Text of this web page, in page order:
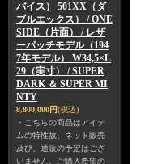
バイス） 501XX（ダ
ブルエックス） / ONE
SIDE（片面） / レザ
ーパッチモデル（194
7年モデル） W34,5×L
29（実寸） / SUPER
DARK ＆ SUPER MI
NTY
8,800,000円(税込)
・こちらの商品はアイテ
ムの特性故、ネット販売
及び、通販の予定はござ
いません。ご購入希望の